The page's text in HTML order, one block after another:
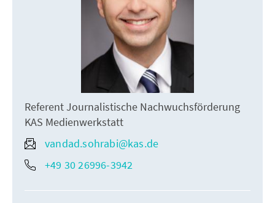
Referent Journalistische Nachwuchsförderung
KAS Medienwerkstatt
vandad.sohrabi@kas.de
+49 30 26996-3942